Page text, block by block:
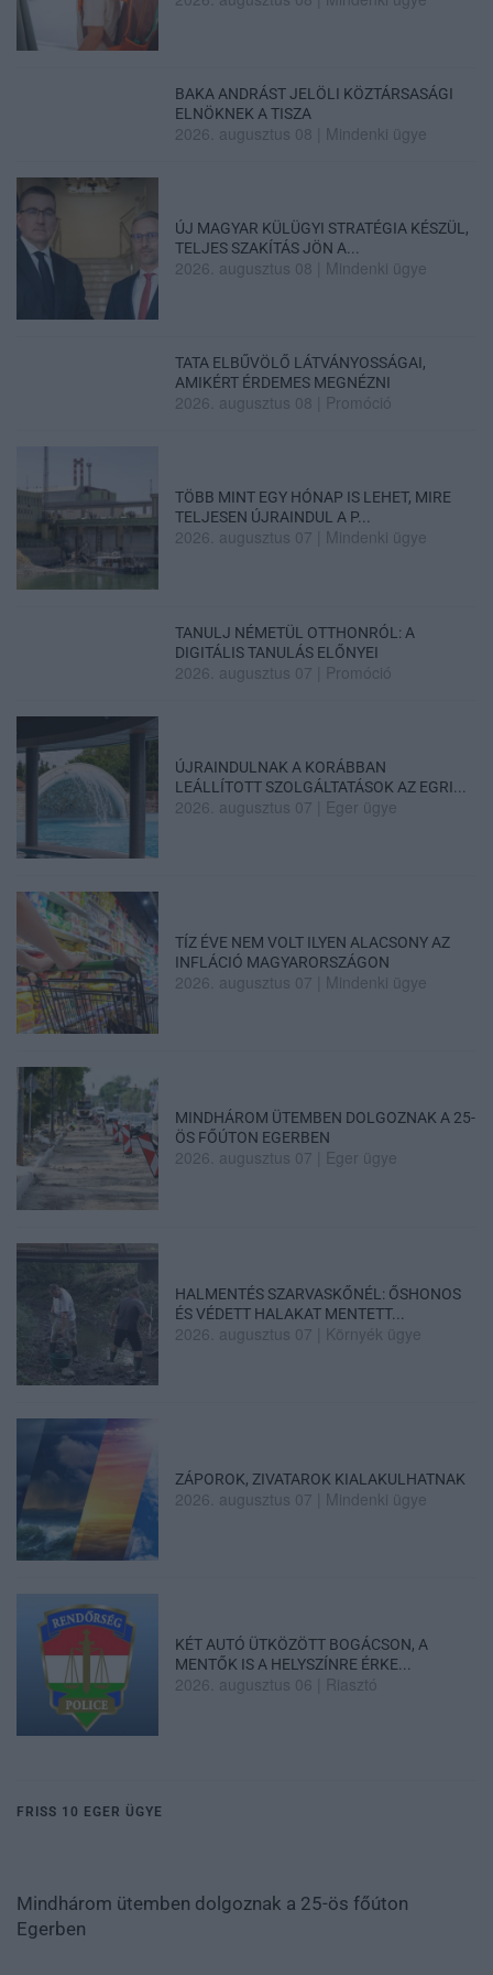
BAKA ANDRÁST JELÖLI KÖZTÁRSASÁGI
ELNÖKNEK A TISZA
2026. augusztus 08 Mindenki ügye
ÚJ MAGYAR KÜLÜGYI STRATÉGIA KÉSZÜL,
TELJES SZAKÍTÁS JÖN A...
2026. augusztus 08 Mindenki ügye
TATA ELBŰVÖLŐ LÁTVÁNYOSSÁGAI,
AMIKÉRT ÉRDEMES MEGNÉZNI
2026. augusztus 08 Promóció
TÖBB MINT EGY HÓNAP IS LEHET, MIRE
TELJESEN ÚJRAINDUL A P...
2026. augusztus 07 Mindenki ügye
TANULJ NÉMETÜL OTTHONRÓL: A
DIGITÁLIS TANULÁS ELŐNYEI
2026. augusztus 07 Promóció
ÚJRAINDULNAK A KORÁBBAN
LEÁLLÍTOTT SZOLGÁLTATÁSOK AZ EGRI...
2026. augusztus 07 Eger ügye
TÍZ ÉVE NEM VOLT ILYEN ALACSONY AZ
INFLÁCIÓ MAGYARORSZÁGON
2026. augusztus 07 Mindenki ügye
MINDHÁROM ÜTEMBEN DOLGOZNAK A 25-
ÖS FŐÚTON EGERBEN
2026. augusztus 07 Eger ügye
HALMENTÉS SZARVASKŐNÉL: ŐSHONOS
ÉS VÉDETT HALAKAT MENTETT...
2026. augusztus 07 Környék ügye
ZÁPOROK, ZIVATAROK KIALAKULHATNAK
2026. augusztus 07 Mindenki ügye
KÉT AUTÓ ÜTKÖZÖTT BOGÁCSON, A
MENTŐK IS A HELYSZÍNRE ÉRKE...
2026. augusztus 06 Riasztó
FRISS 10 EGER ÜGYE
Mindhárom ütemben dolgoznak a 25-ös főúton
Egerben